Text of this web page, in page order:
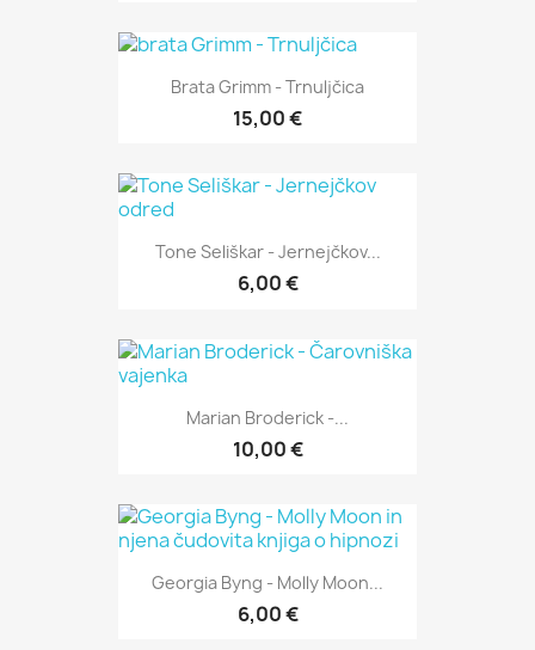
Brata Grimm - Trnuljčica
15,00 €
Tone Seliškar - Jernejčkov...
6,00 €
Marian Broderick -...
10,00 €
Georgia Byng - Molly Moon...
6,00 €